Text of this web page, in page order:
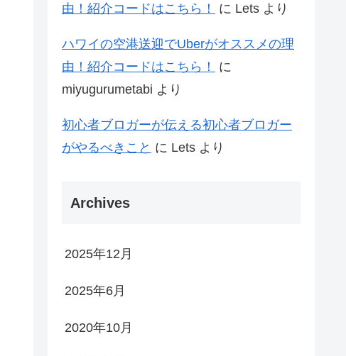
由！紹介コードはこちら！
に Lets より
ハワイの空港送迎でUberがオススメの理
由！紹介コードはこちら！
に
miyugurumetabi より
初心者ブロガーが伝える初心者ブロガー
がやるべきこと に Lets より
Archives
2025年12月
2025年6月
2020年10月